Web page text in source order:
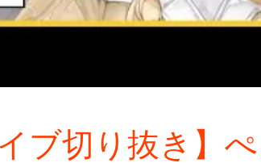
イブ切り抜き】